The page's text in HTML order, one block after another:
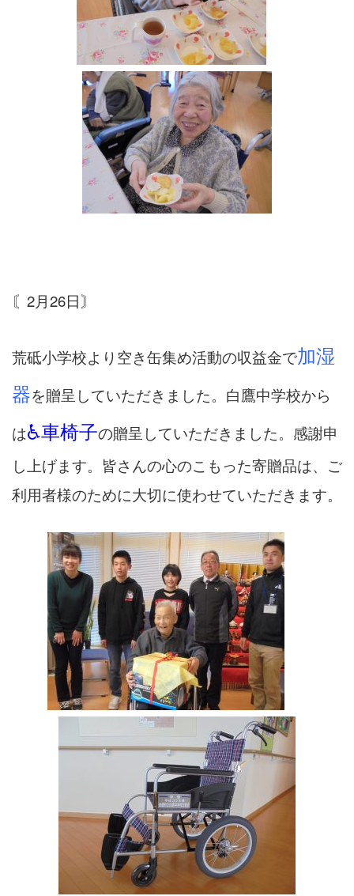
〘2月26日〙
荒砥小学校より空き缶集め活動の収益金で加湿
器を贈呈していただきました。白鷹中学校から
は♿車椅子の贈呈していただきました。感謝申
し上げます。皆さんの心のこもった寄贈品は、ご
利用者様のために大切に使わせていただきます。